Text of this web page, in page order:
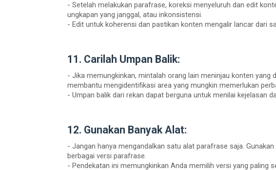
- Setelah melakukan parafrase, koreksi menyeluruh dan edit
ungkapan yang janggal, atau inkonsistensi.
- Edit untuk koherensi dan pastikan konten mengalir lancar dari
11. Carilah Umpan Balik:
- Jika memungkinkan, mintalah orang lain meninjau konten yang
membantu mengidentifikasi area yang mungkin memerlukan
- Umpan balik dari rekan dapat berguna untuk menilai kejelasan
12. Gunakan Banyak Alat:
- Jangan hanya mengandalkan satu alat parafrase saja.
berbagai versi parafrase.
- Pendekatan ini memungkinkan Anda memilih versi yang paling